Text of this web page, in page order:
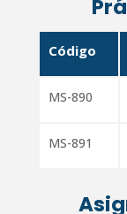
Código
MS-890
MS-891